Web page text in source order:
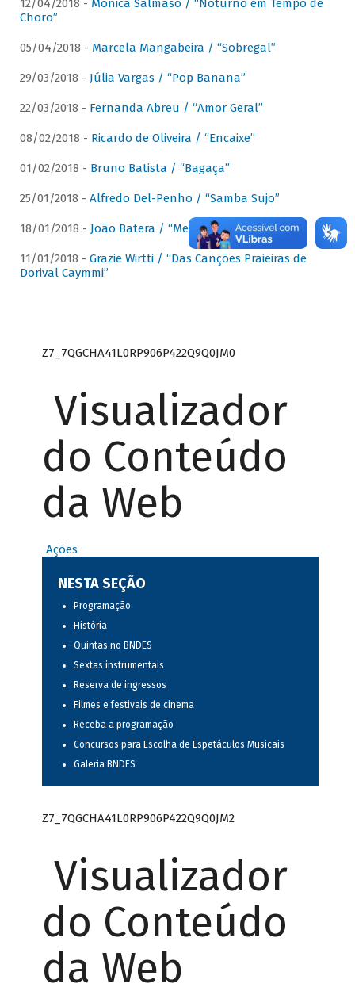
12/04/2018 - Mônica Salmaso / “Noturno em Tempo de
Choro”
05/04/2018 - Marcela Mangabeira / “Sobregal”
29/03/2018 - Júlia Vargas / “Pop Banana”
22/03/2018 - Fernanda Abreu / “Amor Geral”
08/02/2018 - Ricardo de Oliveira / “Encaixe”
01/02/2018 - Bruno Batista / “Bagaça”
25/01/2018 - Alfredo Del-Penho / “Samba Sujo”
18/01/2018 - João Batera / “Meu Pandeiro”
11/01/2018 - Grazie Wirtti / “Das Canções Praieiras de
Dorival Caymmi”
Z7_7QGCHA41L0RP906P422Q9Q0JM0
Visualizador
do Conteúdo
da Web
Ações
NESTA SEÇÃO
Programação
História
Quintas no BNDES
Sextas instrumentais
Reserva de ingressos
Filmes e festivais de cinema
Receba a programação
Concursos para Escolha de Espetáculos Musicais
Galeria BNDES
Z7_7QGCHA41L0RP906P422Q9Q0JM2
Visualizador
do Conteúdo
da Web